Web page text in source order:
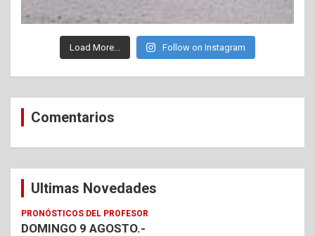
Load More... Follow on Instagram
Comentarios
Ultimas Novedades
PRONÓSTICOS DEL PROFESOR
DOMINGO 9 AGOSTO.-